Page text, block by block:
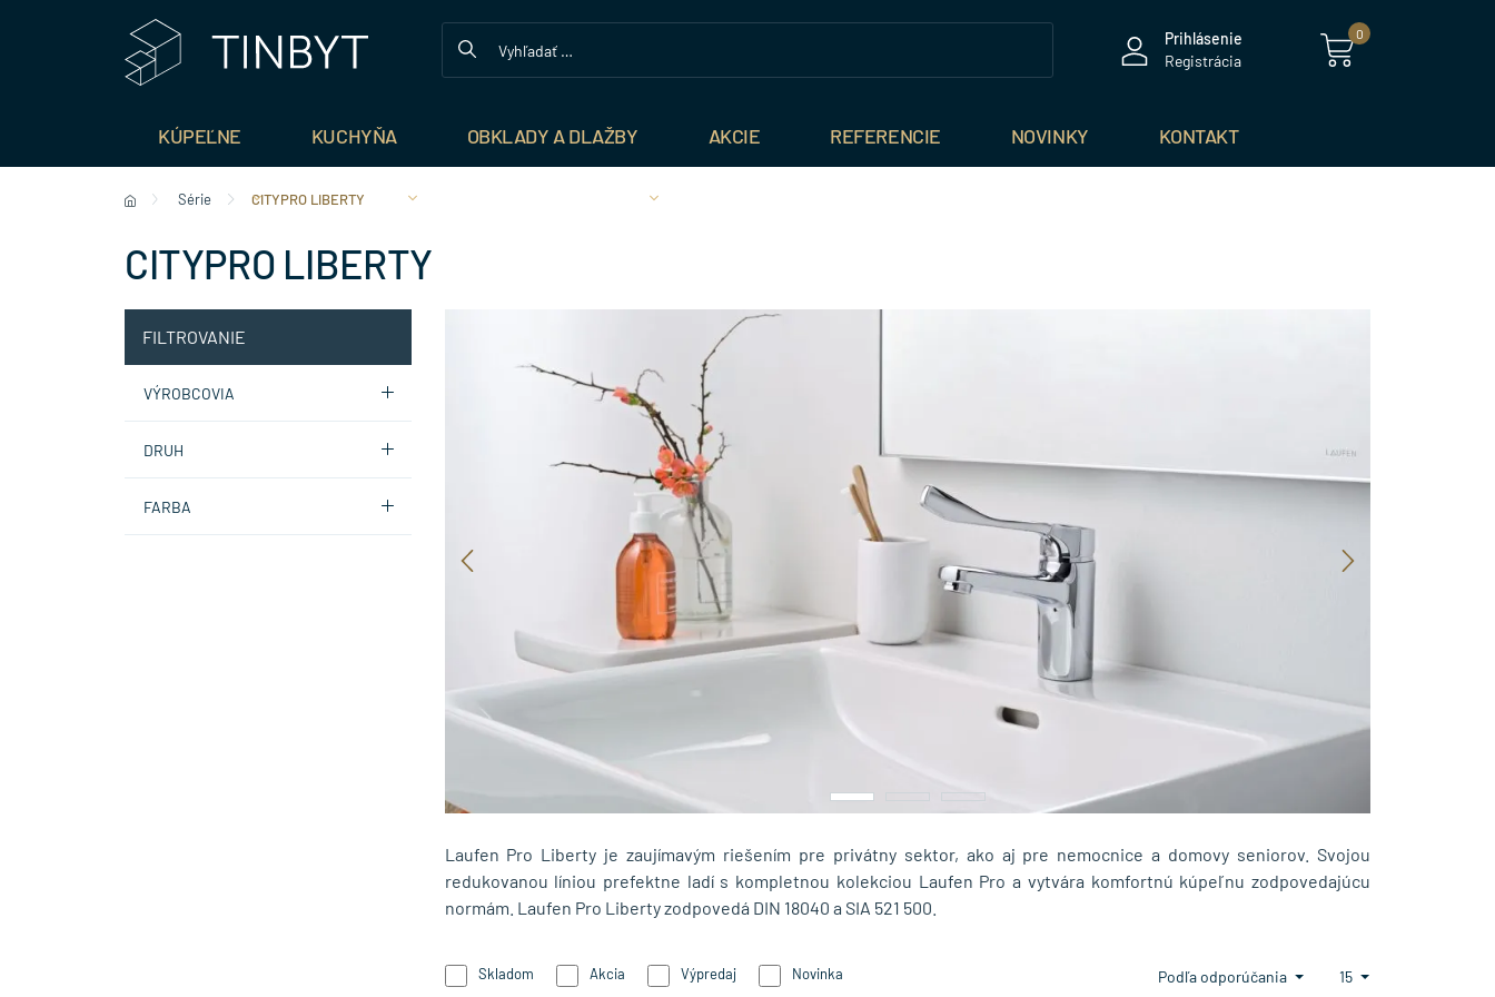
Prihlásenie
Registrácia
0
KÚPEĽNE KUCHYŇA OBKLADY A DLAŽBY AKCIE REFERENCIE NOVINKY KONTAKT
Série CITYPRO LIBERTY
CITYPRO LIBERTY
FILTROVANIE
VÝROBCOVIA
DRUH
FARBA
Laufen Pro Liberty je zaujímavým riešením pre privátny sektor, ako aj pre nemocnice a domovy seniorov. Svojou
redukovanou líniou prefektne ladí s kompletnou kolekciou Laufen Pro a vytvára komfortnú kúpeľnu zodpovedajúcu
normám. Laufen Pro Liberty zodpovedá DIN 18040 a SIA 521 500.
Skladom Akcia Výpredaj Novinka Podľa odporúčania 15